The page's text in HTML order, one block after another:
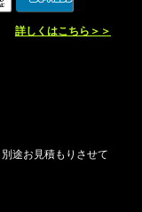
詳しくはこちら＞＞
途お見積もりさせて